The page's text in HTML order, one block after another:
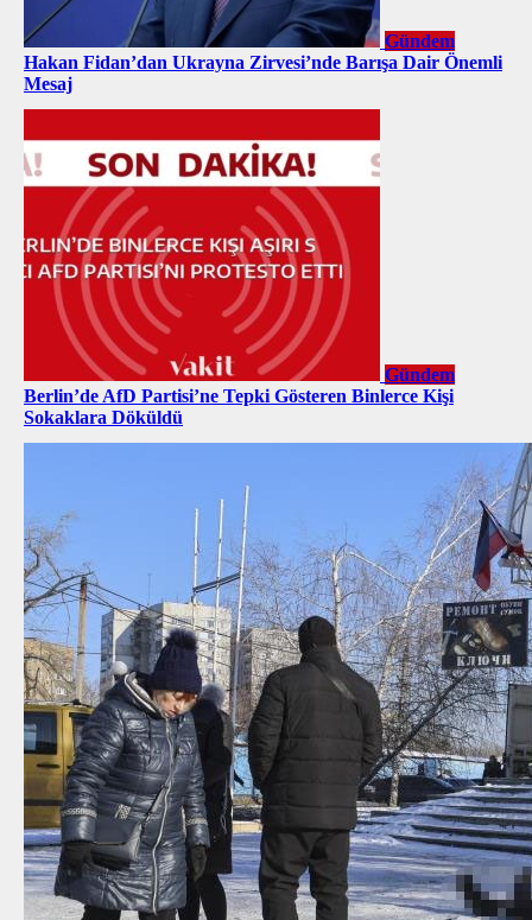
Gündem
Hakan Fidan’dan Ukrayna Zirvesi’nde Barışa Dair Önemli
Mesaj
Gündem
Berlin’de AfD Partisi’ne Tepki Gösteren Binlerce Kişi
Sokaklara Döküldü